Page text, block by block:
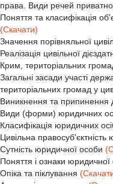
права. Види речей
Поняття та класифікація
(Скачати)
Значення порівняльної
Реалізація цивільної
Крим, територіальних
Загальні засади участі
територіальних громад у
Виникнення та припинення
Види (форми) юридичних
Класифікація юридичних
Цивільна
Сутність юридичної особи
Поняття і ознаки юридичної
Опіка та піклування